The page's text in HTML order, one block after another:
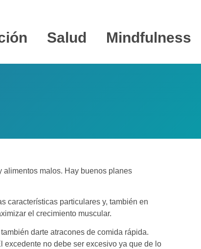
Salud Mindfulness
alimentos malos. Hay buenos planes
características particulares y, también en
el crecimiento muscular.
darte atracones de comida rápida.
no debe ser excesivo ya que de lo